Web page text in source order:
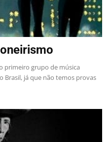
primeiro grupo de música
Brasil, já que não temos provas